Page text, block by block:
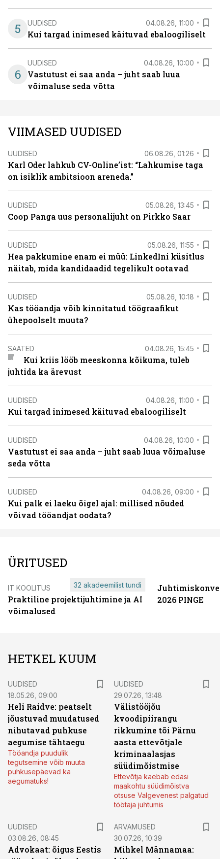
5 UUDISED 04.08.26, 11:00
Kui targad inimesed käituvad ebaloogiliselt
6
UUDISED 04.08.26, 10:00
Vastutust ei saa anda – juht saab luua
võimaluse seda võtta
VIIMASED UUDISED
UUDISED 06.08.26, 01:26
Karl Oder lahkub CV-Online’ist: “Lahkumise taga
on isiklik ambitsioon areneda.”
UUDISED 05.08.26, 13:45
Coop Panga uus personalijuht on Pirkko Saar
UUDISED 05.08.26, 11:55
Hea pakkumine enam ei müü: LinkedIni küsitlus
näitab, mida kandidaadid tegelikult ootavad
UUDISED 05.08.26, 10:18
Kas tööandja võib kinnitatud töögraafikut
ühepoolselt muuta?
SAATED 04.08.26, 15:45
Kui kriis lööb meeskonna kõikuma, tuleb
juhtida ka ärevust
UUDISED 04.08.26, 11:00
Kui targad inimesed käituvad ebaloogiliselt
UUDISED 04.08.26, 10:00
Vastutust ei saa anda – juht saab luua võimaluse
seda võtta
UUDISED 04.08.26, 09:00
Kui palk ei laeku õigel ajal: millised nõuded
võivad tööandjat oodata?
ÜRITUSED
IT KOOLITUS
Praktiline projektijuhtimine ja AI
võimalused
32 akadeemilist tundi
2026 PINGE
HETKEL KUUM
UUDISED
18.05.26, 09:00
Heli Raidve: peatselt
jõustuvad muudatused
nihutavad puhkuse
aegumise tähtaegu
Tööandja puudulik
tegutsemine võib muuta
puhkusepäevad ka
aegumatuks!
UUDISED
29.07.26, 13:48
Välistööjõu
kvoodipiirangu
rikkumine tõi Pärnu
aasta ettevõtjale
kriminaalasjas
süüdimõistmise
Ettevõtja kaebab edasi
maakohtu süüdimõistva
otsuse Valgevenest palgatud
töötaja juhtumis
UUDISED
03.08.26, 08:45
Advokaat: õigus Eestis
ARVAMUSED
30.07.26, 10:39
Mihkel Männamaa: